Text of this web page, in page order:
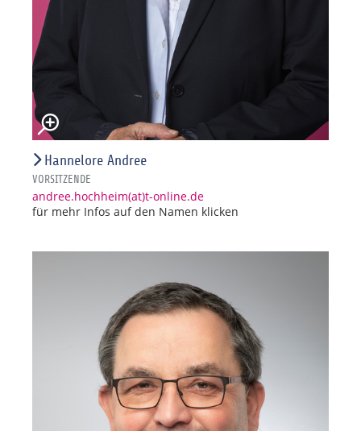
Hannelore Andree
VORSITZENDE
andree.hochheim(at)t-online.de
für mehr Infos auf den Namen klicken